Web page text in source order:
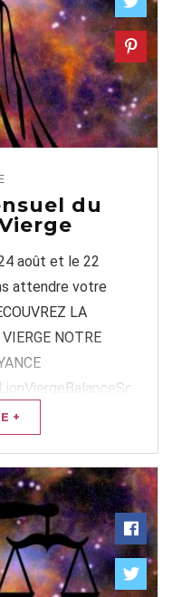
du
août et le 22
attendre votre
LA
NOTRE
JOUR ...
+